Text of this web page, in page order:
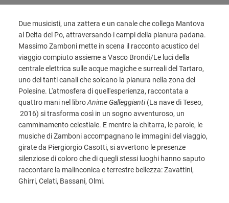
Due musicisti, una zattera e un canale che collega Mantova
al Delta del Po, attraversando i campi della pianura padana.
Massimo Zamboni mette in scena il racconto acustico del
viaggio compiuto assieme a Vasco Brondi/Le luci della
centrale elettrica sulle acque magiche e surreali del Tartaro,
uno dei tanti canali che solcano la pianura nella zona del
Polesine. L'atmosfera di quell'esperienza, raccontata a
quattro mani nel libroAnime Galleggianti(La nave di Teseo,
2016) si trasforma così in un sogno avventuroso, un
camminamento celestiale. E mentre la chitarra, le parole, le
musiche di Zamboni accompagnano le immagini del viaggio,
girate da Piergiorgio Casotti, si avvertono le presenze
silenziose di coloro che di quegli stessi luoghi hanno saputo
raccontare la malinconica e terrestre bellezza: Zavattini,
Ghirri, Celati, Bassani, Olmi.